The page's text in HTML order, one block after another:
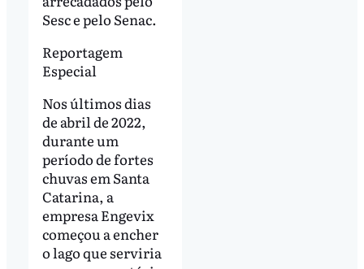
Sesc e pelo Senac.
Reportagem
Especial
Nos últimos dias
de abril de 2022,
durante um
período de fortes
chuvas em Santa
Catarina, a
empresa Engevix
começou a encher
o lago que serviria